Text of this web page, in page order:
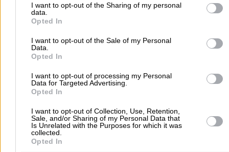
to Google and its third-party tags to use your data for below
purposes in below Google consent section.
I want to opt-out of the Sharing of my personal
data.
Opted In
I want to opt-out of the Sale of my Personal
Data.
Opted In
I want to opt-out of processing my Personal
Data for Targeted Advertising.
Opted In
I want to opt-out of Collection, Use, Retention,
Sale, and/or Sharing of my Personal Data that
Is Unrelated with the Purposes for which it was
collected.
Opted In
Τελευταία Ενημέρωση: 08/08/2026 6:23:23 πμ
ΚΑΛΥΨΩ Νο 247
Κωνσταντίνου Καραμανλή 9 - ʼγιος Νικόλαος - ΛΑΣΙΘΙ
Τελευταία Ενημέρωση: 08/08/2026 2:20:54 μμ
ΚΑΛΥΨΩ Νο 241 ΑΓΙΟΣ
ΝΙΚΟΛΑΟΣ
Κ.ΚΑΡΑΜΑΝΛΗ 50 ΘΕΣΗ ΣΤΑΥΡΟΣ ΑΓΙΟΣ ΝΙΚΟΛΑΟΣ
ΛΑΣΙΘΙΟΥ